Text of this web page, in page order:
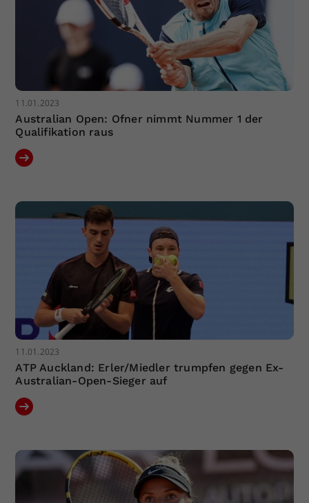
11.01.2023
Australian Open: Ofner nimmt Nummer 1 der
Qualifikation raus
11.01.2023
ATP Auckland: Erler/Miedler trumpfen gegen Ex-
Australian-Open-Sieger auf